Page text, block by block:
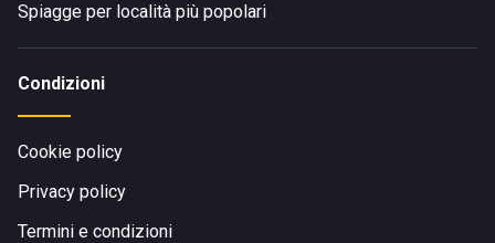
Spiagge per località più popolari
Condizioni
Cookie policy
Privacy policy
Termini e condizioni